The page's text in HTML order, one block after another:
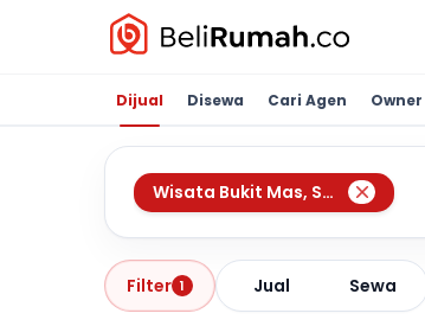
Dijual Disewa Cari Agen
Wisata Bukit Mas, Surabaya
Filter 1 Jual Sewa